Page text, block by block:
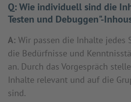
Q:Wie individuell sind die
Testen und Debuggen"-
A: Wir passen die Inhalte jedes
die Bedürfnisse und
an. Durch das Vorgespräch
Inhalte relevant und auf die
sind.